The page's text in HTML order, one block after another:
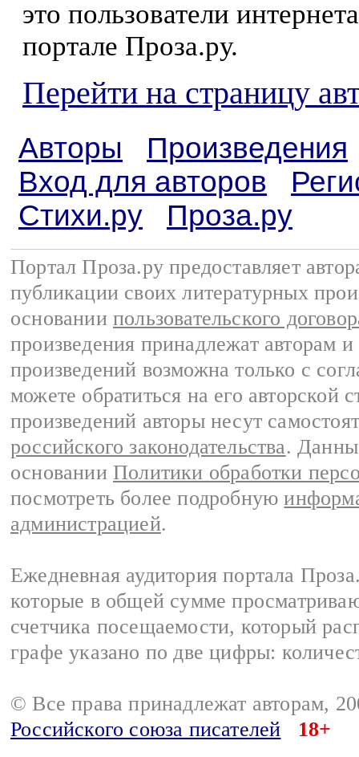
это пользователи
портале Проза.ру.
Перейти на страницу
Авторы
Произведения
Вход для авторов
Стихи.ру
Проза.ру
Портал Проза.ру предоставляет
публикации своих литературных
основании пользовательского
произведения принадлежат авторам
произведений возможна только с
можете обратиться на его авторской
произведений авторы несут
российского законодательства.
основании Политики обработки
посмотреть более подробную
администрацией.
Ежедневная аудитория портала
которые в общей сумме
счетчика посещаемости, который
графе указано по две цифры:
© Все права принадлежат авторам,
Российского союза писателей
18+